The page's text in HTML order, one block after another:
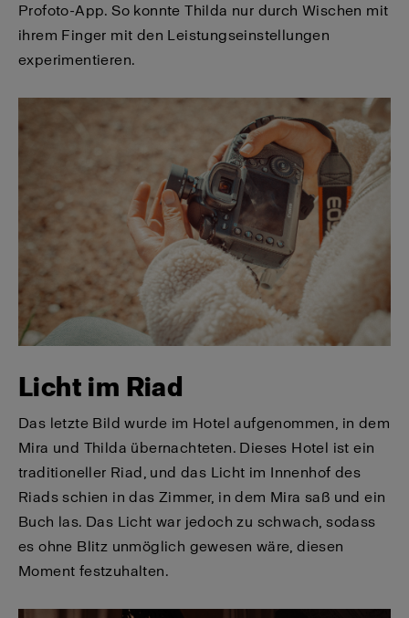
Profoto-App. So konnte Thilda nur durch Wischen mit
ihrem Finger mit den Leistungseinstellungen
experimentieren.
Licht im Riad
Das letzte Bild wurde im Hotel aufgenommen, in dem
Mira und Thilda übernachteten. Dieses Hotel ist ein
traditioneller Riad, und das Licht im Innenhof des
Riads schien in das Zimmer, in dem Mira saß und ein
Buch las. Das Licht war jedoch zu schwach, sodass
es ohne Blitz unmöglich gewesen wäre, diesen
Moment festzuhalten.